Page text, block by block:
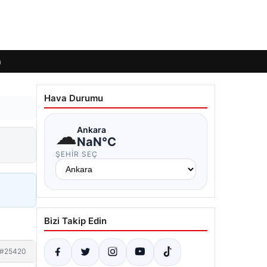
#25420
Hava Durumu
☁Ankara
NaN°C
ŞEHIR SEÇ
Bizi Takip Edin